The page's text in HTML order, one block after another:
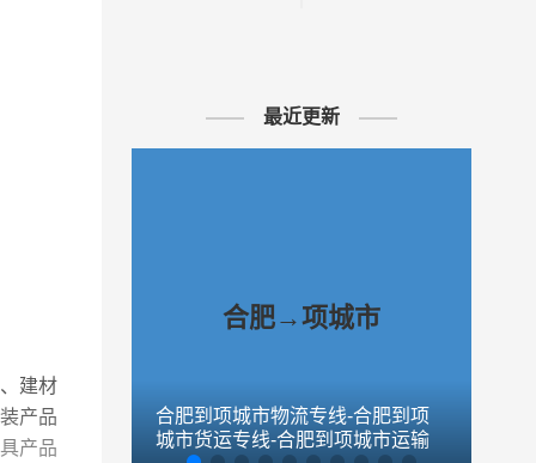
建材
产品
产品
最近更新
合肥→项城市
合肥到项城市物流专线-合肥到项
城市货运专线-合肥到项城市运输